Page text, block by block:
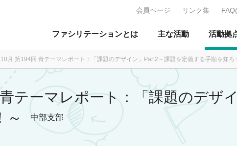
ファシリテーションとは 主な活動 活動拠
会員ページ リンク集
月 第194回 青テーマレポート：「課題のデザイン」Part2～課題を定義する手順を知ろ
テーマレポート：「課題のデザ
～
中部支部